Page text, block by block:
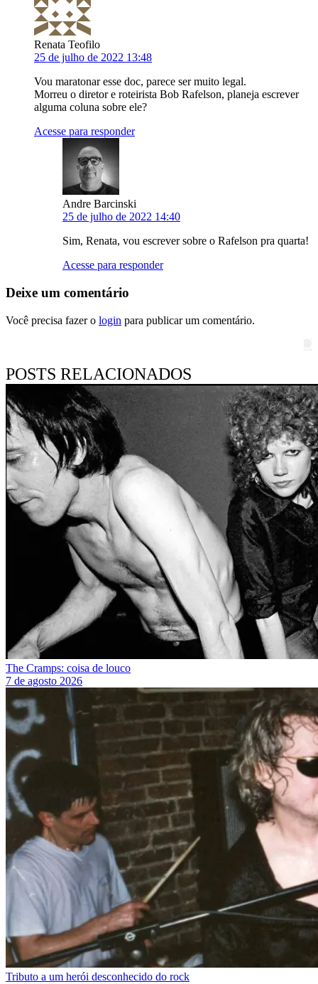
Renata Teofilo
25 de julho de 2022 13:48
Vou maratonar esse doc, parece ser muito legal.
Morreu o diretor e roteirista Bob Rafelson, planeja escrever
alguma coluna sobre ele?
Acesse para responder
Andre Barcinski
25 de julho de 2022 14:40
Sim, Renata, vou escrever sobre o Rafelson pra quarta!
Acesse para responder
Deixe um comentário
Você precisa fazer o login para publicar um comentário.
POSTS RELACIONADOS
The Cramps: coisa de louco
7 de agosto 2026
Tributo a um herói desconhecido do rock